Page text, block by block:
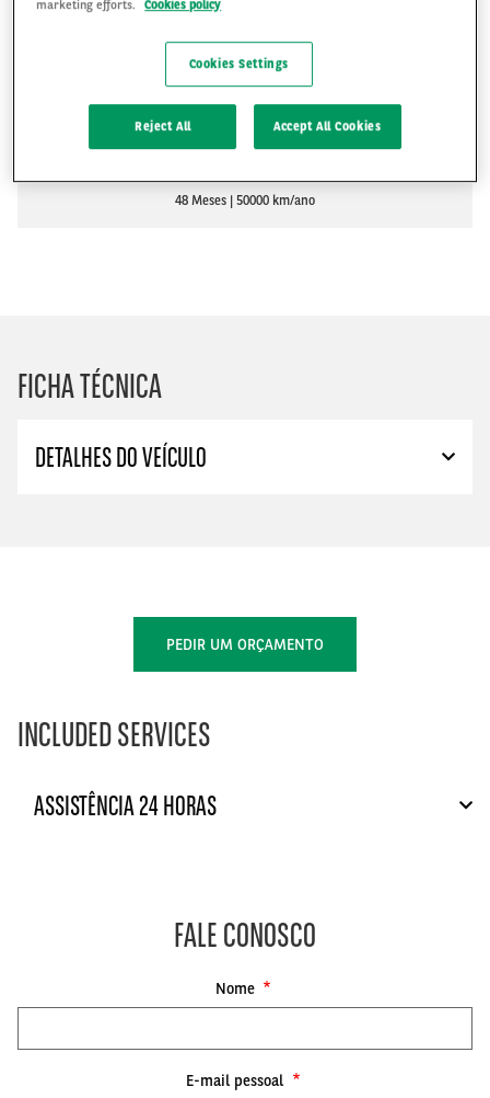
R$2,489
PEDIR UM ORÇAMENTO
48 Meses 50000 km/ano
FICHA TÉCNICA
DETALHES DO VEÍCULO
PEDIR UM ORÇAMENTO
INCLUDED SERVICES
ASSISTÊNCIA 24 HORAS
FALE CONOSCO
Nome
E-mail pessoal
marketing efforts.
Cookies policy
Cookies Settings
Reject All Accept All Cookies